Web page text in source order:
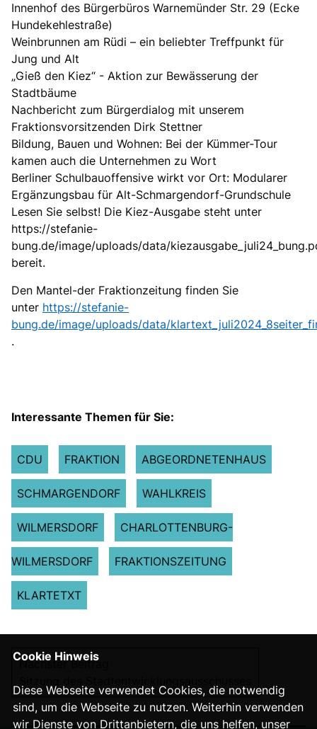
Innenhof des Bürgerbüros Warnemünder Str. 29 (Ecke
Hundekehlestraße)
Weinbrunnen am Rüdi – ein beliebter Treffpunkt für
Jung und Alt
Gieß den Kiez“ - Aktion zur Bewässerung der
Stadtbäume
Nachbericht zum Bürgerdialog mit unserem
Fraktionsvorsitzenden Dirk Stettner
Bildung, Bauen und Wohnen: Bei der Kümmer-Tour
kamen auch die Unternehmen zu Wort
Berliner Schulbauoffensive wirkt vor Ort: Modularer
Ergänzungsbau für Alt-Schmargendorf-Grundschule
Lesen Sie selbst! Die Kiez-Ausgabe steht unter
https://stefanie-
bung.de/image/uploads/data/
bereit.
Den Mantel-der Fraktionzeitung finden Sie
unter https://stefanie-
bung.de/image/uploads/data/
.
Interessante Themen für Sie:
CDU FRAKTION ABGEORDNETENHAUS
SCHMARGENDORF WAHLKREIS
WILMERSDORF CHARLOTTENBURG-
WILMERSDORF FRAKTIONSZEITUNG
KLARTETXT
Nächster Beitrag
Cookie Hinweis
Diese Webseite verwendet Cookies, die notwendig
sind, um die Webseite zu nutzen. Weiterhin verwenden
wir Dienste von Drittanbietern, die uns helfen, unser